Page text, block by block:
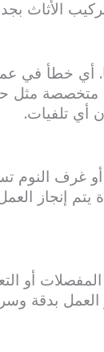
الأثاث
أي خطأ في
مثل حربي
أي تلفيات.
أو غرف
يتم إنجاز
أو
بدقة